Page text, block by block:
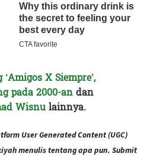
X Siempre’,
pada 2000-andan
Wisnulainnya.
User Generated Content (UGC)
menulis tentang apa pun. Submit